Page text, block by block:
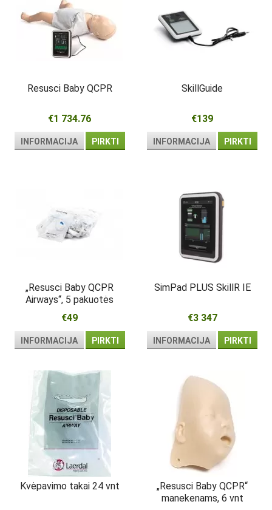
Resusci Baby QCPR
€1 734.76
INFORMACIJA PIRKTI
SkillGuide
€139
INFORMACIJA PIRKTI
„Resusci Baby QCPR
Airways“, 5 pakuotės
€49
INFORMACIJA PIRKTI
SimPad PLUS SkillR IE
€3 347
INFORMACIJA PIRKTI
Kvėpavimo takai 24 vnt
„Resusci Baby QCPR“
manekenams, 6 vnt